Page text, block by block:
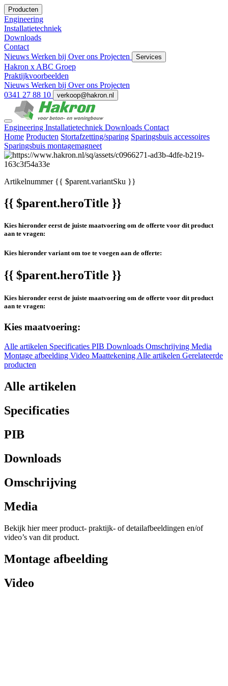
Producten
Engineering
Installatietechniek
Downloads
Contact
Nieuws Werken bij Over ons Projecten Services
Hakron x ABC Groep
Praktijkvoorbeelden
Nieuws Werken bij Over ons Projecten
0341 27 88 10
verkoop@hakron.nl
Engineering Installatietechniek Downloads Contact
Home Producten Stortafzetting/sparing Sparingsbuis accessoires
Sparingsbuis montagemagneet
Artikelnummer{{ $parent.variantSku }}
{{ $parent.heroTitle }}
Kies hieronder eerst de juiste maatvoering om de offerte voor dit product
aan te vragen:
Kies hieronder variant om toe te voegen aan de offerte:
{{ $parent.heroTitle }}
Kies hieronder eerst de juiste maatvoering om de offerte voor dit product
aan te vragen:
Kies maatvoering:
Alle artikelen Specificaties PIB Downloads Omschrijving Media
Montage afbeelding Video MaattekeningAlle artikelen Gerelateerde
producten
Alle artikelen
Specificaties
PIB
Downloads
Omschrijving
Media
Bekijk hier meer product- praktijk- of detailafbeeldingen en/of
video’s van dit product.
Montage afbeelding
Video